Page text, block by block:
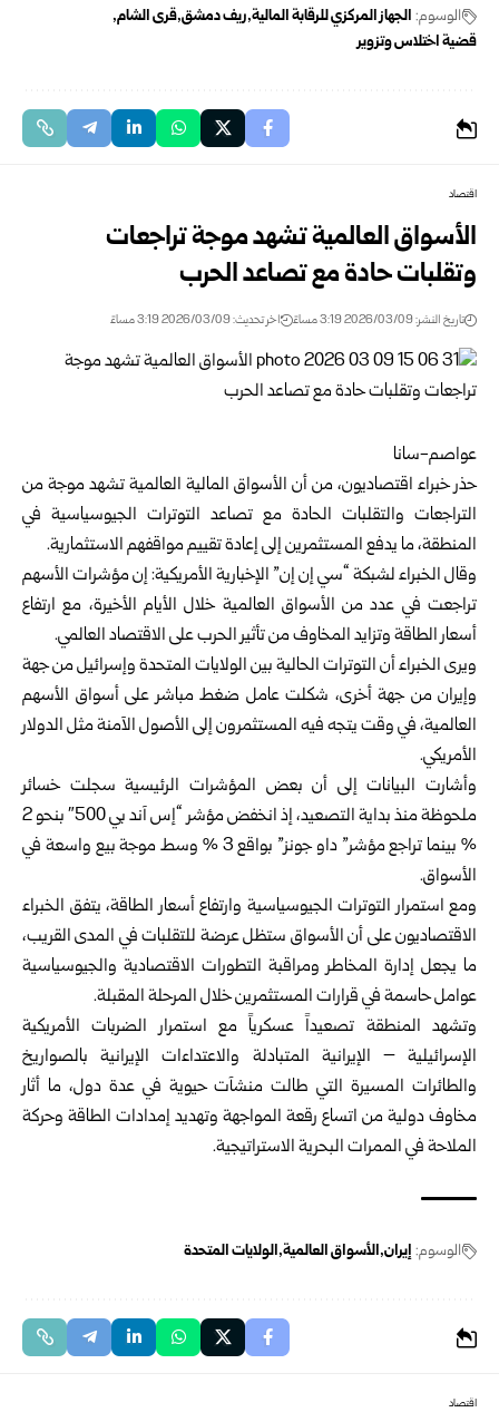
الوسوم: الجهاز المركزي للرقابة المالية ريف دمشق قرى الشام
قضية اختلاس وتزوير
اقتصاد
الأسواق العالمية تشهد موجة تراجعات
وتقلبات حادة مع تصاعد الحرب
تاريخ النشر: 2026/03/09 3:19 مساءً اخر تحديث: 2026/03/09 3:19 مساءً
عواصم-سانا
حذر خبراء اقتصاديون، من أن الأسواق المالية العالمية تشهد موجة من
التراجعات والتقلبات الحادة مع تصاعد التوترات الجيوسياسية في
المنطقة، ما يدفع المستثمرين إلى إعادة تقييم مواقفهم الاستثمارية.
وقال الخبراء لشبكة “سي إن إن” الإخبارية الأمريكية: إن مؤشرات الأسهم
تراجعت في عدد من الأسواق العالمية خلال الأيام الأخيرة، مع ارتفاع
أسعار الطاقة وتزايد المخاوف من تأثير الحرب على الاقتصاد العالمي.
ويرى الخبراء أن التوترات الحالية بين الولايات المتحدة وإسرائيل من جهة
وإيران من جهة أخرى، شكلت عامل ضغط مباشر على أسواق الأسهم
العالمية، في وقت يتجه فيه المستثمرون إلى الأصول الآمنة مثل الدولار
الأمريكي.
وأشارت البيانات إلى أن بعض المؤشرات الرئيسية سجلت خسائر
ملحوظة منذ بداية التصعيد، إذ انخفض مؤشر “إس آند بي 500″ بنحو 2
% بينما تراجع مؤشر” داو جونز” بواقع 3 % وسط موجة بيع واسعة في
الأسواق.
ومع استمرار التوترات الجيوسياسية وارتفاع أسعار الطاقة، يتفق الخبراء
الاقتصاديون على أن الأسواق ستظل عرضة للتقلبات في المدى القريب،
ما يجعل إدارة المخاطر ومراقبة التطورات الاقتصادية والجيوسياسية
عوامل حاسمة في قرارات المستثمرين خلال المرحلة المقبلة.
وتشهد المنطقة تصعيداً عسكرياً مع استمرار الضربات الأمريكية
الإسرائيلية – الإيرانية المتبادلة والاعتداءات الإيرانية بالصواريخ
والطائرات المسيرة التي طالت منشآت حيوية في عدة دول، ما أثار
مخاوف دولية من اتساع رقعة المواجهة وتهديد إمدادات الطاقة وحركة
الملاحة في الممرات البحرية الاستراتيجية.
الوسوم: إيران الأسواق العالمية الولايات المتحدة
اقتصاد